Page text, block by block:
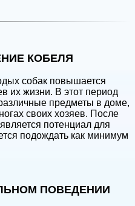
КОБЕЛЯ
собак повышается
их жизни. В этот период
предметы в доме,
своих хозяев. После
потенциал для
подождать как минимум
ПОВЕДЕНИИ